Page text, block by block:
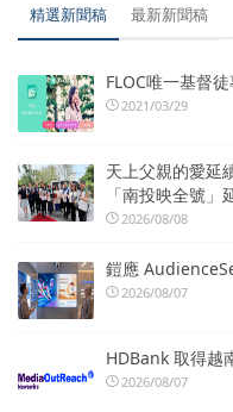
精選新聞稿 最新新聞稿
FLOC唯一基督
2021/03/29
天上父親的愛延
「南投映全號」
2026/08/08
鎧應
2026/08/07
HDBank 取得越
2026/08/07